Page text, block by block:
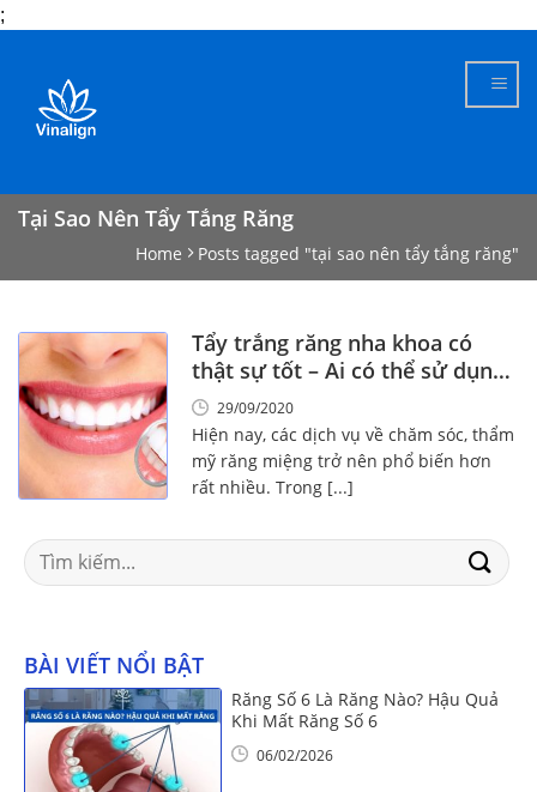
;
content
Tại Sao Nên Tẩy Tắng Răng
Home Posts tagged "tại sao nên tẩy tắng răng"
Tẩy trắng răng nha khoa có
thật sự tốt – Ai có thể sử dụng
dịch vụ này?
29/09/2020
Hiện nay, các dịch vụ về chăm sóc, thẩm
mỹ răng miệng trở nên phổ biến hơn
rất nhiều. Trong [...]
Search
for:
BÀI VIẾT NỔI BẬT
Răng Số 6 Là Răng Nào? Hậu Quả
Khi Mất Răng Số 6
06/02/2026